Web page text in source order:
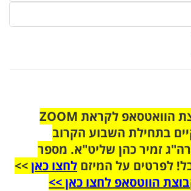
הצטרפו לקבוצת הוואטסאפ לקראת ZOOM
בתחילת השבוע הקרוב
זמיר כהן שליט"א. מספר
לפרטים על המיזם לחצו כאן>>
הווטסאפ לחצו כאן >>